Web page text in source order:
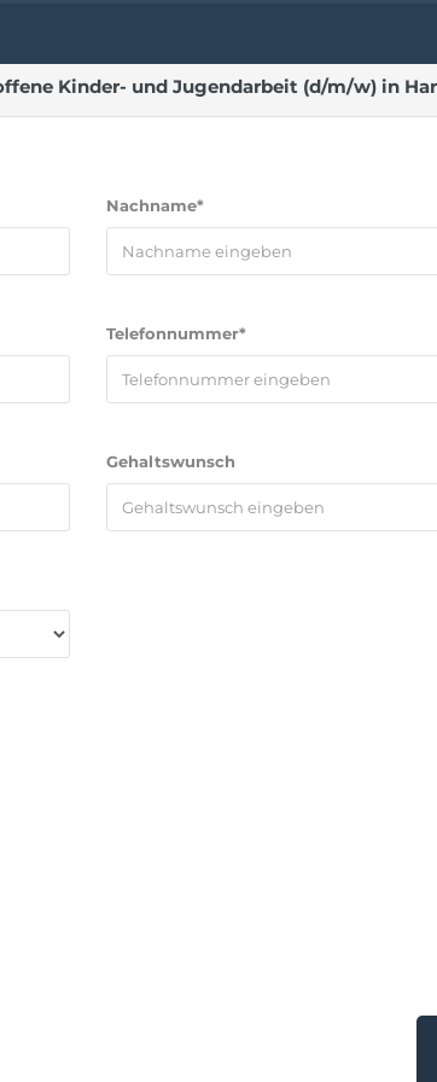
Kinder- und Jugendarbeit (d/m/w) in
Nachname*
Telefonnummer*
Gehaltswunsch